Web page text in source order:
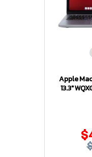
Apple
13.3″